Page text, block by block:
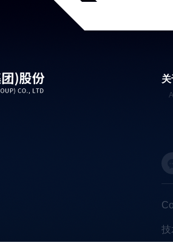
技